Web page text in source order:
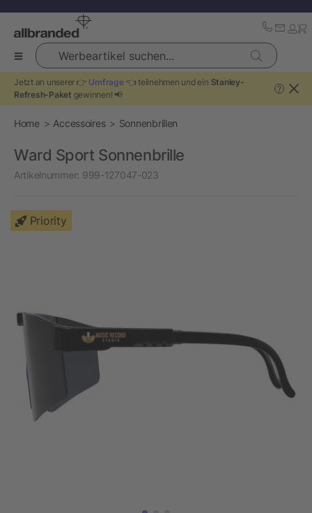
Werbeartikel suchen...
Jetzt an unserer 👉 Umfrage👈 teilnehmen und ein Stanley-
Refresh-Paket gewinnen! 📢
?
Home Accessoires Sonnenbrillen
Ward Sport Sonnenbrille
Artikelnummer: 999-127047-023
Priority